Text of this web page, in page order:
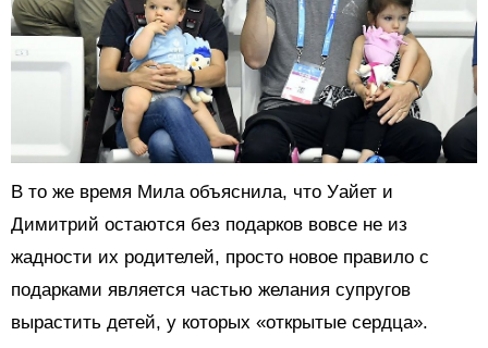
В то же время Мила объяснила, что Уайет и
Димитрий остаются без подарков вовсе не из
жадности их родителей, просто новое правило с
подарками является частью желания супругов
вырастить детей, у которых «открытые сердца».